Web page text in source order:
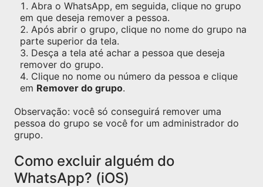
Abra o WhatsApp, em seguida, clique no grupo
em que deseja remover a pessoa.
Após abrir o grupo, clique no nome do grupo na
parte superior da tela.
Desça a tela até achar a pessoa que deseja
remover do grupo.
Clique no nome ou número da pessoa e clique
em Remover do grupo.
Observação: você só conseguirá remover uma
pessoa do grupo se você for um administrador do
grupo.
Como excluir alguém do
WhatsApp? (iOS)